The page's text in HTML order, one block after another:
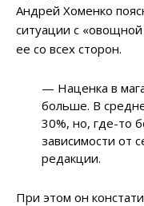
Андрей Хоменко
ситуации с
ее со всех сторон.
— Наценка в
больше. В
30%, но, где-то
зависимости от
редакции.
При этом он